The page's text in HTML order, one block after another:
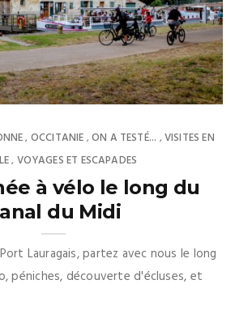
, OCCITANIE ,ON A TESTÉ... ,VISITES EN
, VOYAGES ET ESCAPADES
à vélo le long du
du Midi
Lauragais, partez avec nous le long
péniches, découverte d'écluses, et